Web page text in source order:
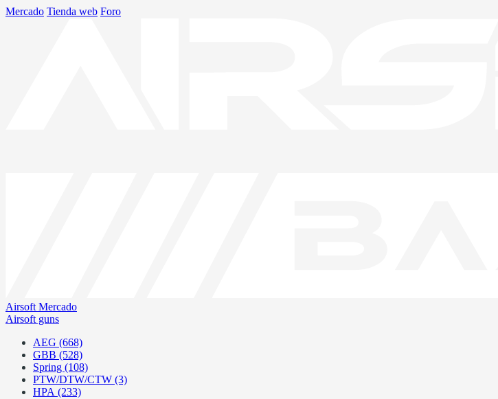
Mercado Tienda web Foro
Airsoft Mercado
Airsoft guns
AEG (668)
GBB (528)
Spring (108)
PTW/DTW/CTW (3)
HPA (233)